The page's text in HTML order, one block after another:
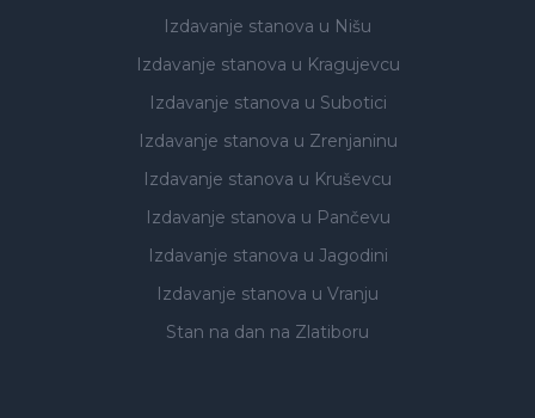
Izdavanje stanova u Nišu
Izdavanje stanova u Kragujevcu
Izdavanje stanova u Subotici
Izdavanje stanova u Zrenjaninu
Izdavanje stanova u Kruševcu
Izdavanje stanova u Pančevu
Izdavanje stanova u Jagodini
Izdavanje stanova u Vranju
Stan na dan na Zlatiboru